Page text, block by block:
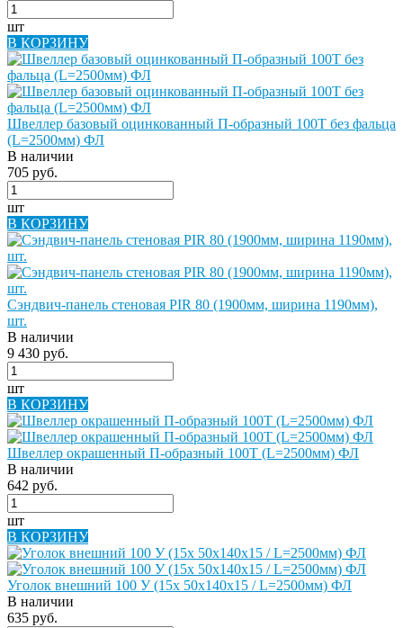
шт
В КОРЗИНУ
Швеллер базовый оцинкованный П-образный 100Т без фальца
(L=2500мм) ФЛ
В наличии
705 руб.
шт
В КОРЗИНУ
Сэндвич-панель стеновая PIR 80 (1900мм, ширина 1190мм),
шт.
В наличии
9 430 руб.
шт
В КОРЗИНУ
Швеллер окрашенный П-образный 100Т (L=2500мм) ФЛ
В наличии
642 руб.
шт
В КОРЗИНУ
Уголок внешний 100 У (15х 50х140х15 / L=2500мм) ФЛ
В наличии
635 руб.